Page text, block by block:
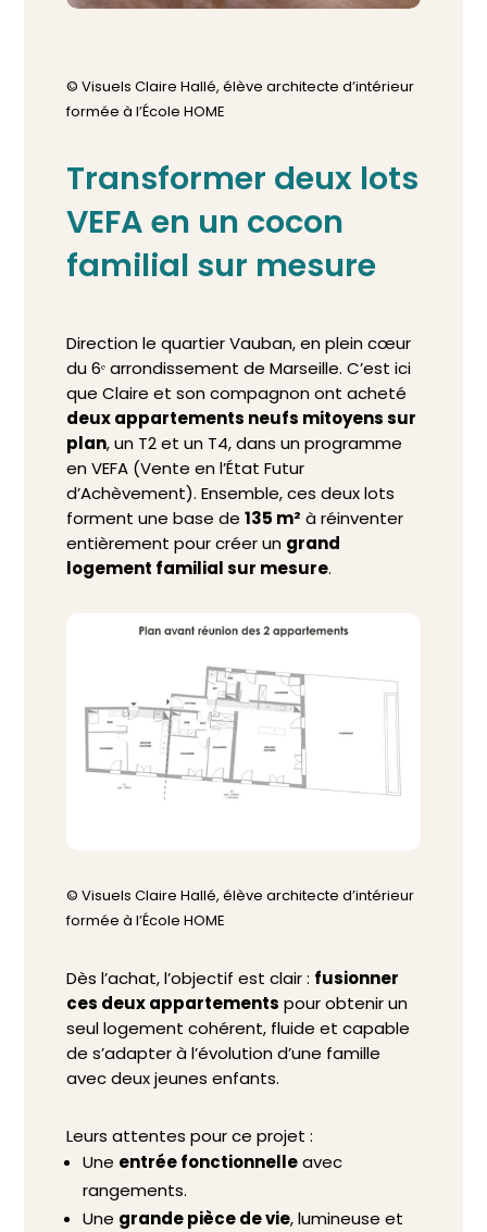
© Visuels Claire Hallé, élève architecte d’intérieur
formée à l’École HOME
Transformer deux lots
VEFA en un cocon
familial sur mesure
Direction le quartier Vauban, en plein cœur
du 6ᵉ arrondissement de Marseille. C’est ici
que Claire et son compagnon ont acheté
deux appartements neufs mitoyens sur
plan, un T2 et un T4, dans un programme
en VEFA (Vente en l’État Futur
d’Achèvement). Ensemble, ces deux lots
forment une base de 135 m² à réinventer
entièrement pour créer un grand
logement familial sur mesure.
© Visuels Claire Hallé, élève architecte d’intérieur
formée à l’École HOME
Dès l’achat, l’objectif est clair : fusionner
ces deux appartements pour obtenir un
seul logement cohérent, fluide et capable
de s’adapter à l’évolution d’une famille
avec deux jeunes enfants.
Leurs attentes pour ce projet :
Une entrée fonctionnelleavec
rangements.
Une grande pièce de vie, lumineuse et